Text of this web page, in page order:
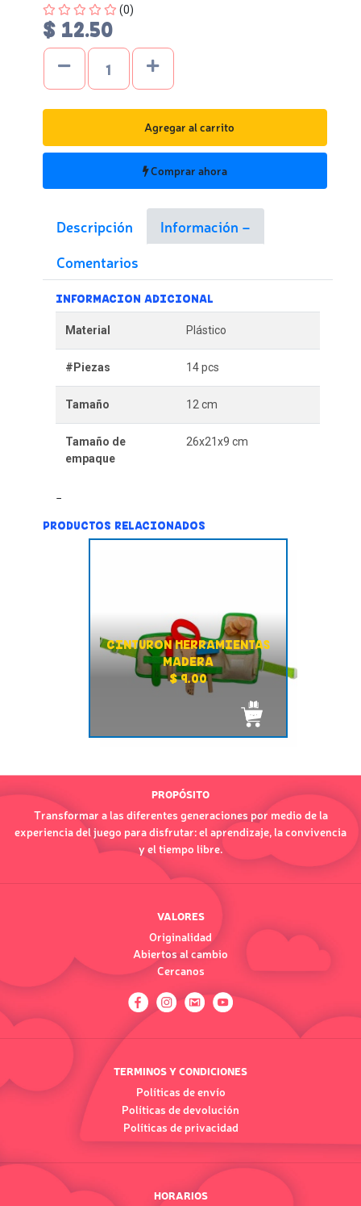
Four out of Five Stars
(0)
$ 12.50
Agregar al carrito
Comprar ahora
Descripción
Información
Comentarios
INFORMACION ADICIONAL
Material Plástico
#Piezas 14 pcs
Tamaño 12 cm
Tamaño de
empaque
26x21x9 cm
PRODUCTOS RELACIONADOS
CINTURON HERRAMIENTAS
MADERA
$ 9.00
PROPÓSITO
Transformar a las diferentes generaciones por medio de la
experiencia del juego para disfrutar: el aprendizaje, la convivencia
y el tiempo libre.
VALORES
Originalidad
Abiertos al cambio
Cercanos
TERMINOS Y CONDICIONES
Políticas de envío
Políticas de devolución
Políticas de privacidad
HORARIOS